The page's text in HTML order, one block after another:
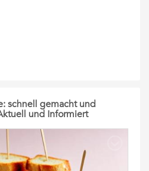
schnell gemacht und
und Informiert